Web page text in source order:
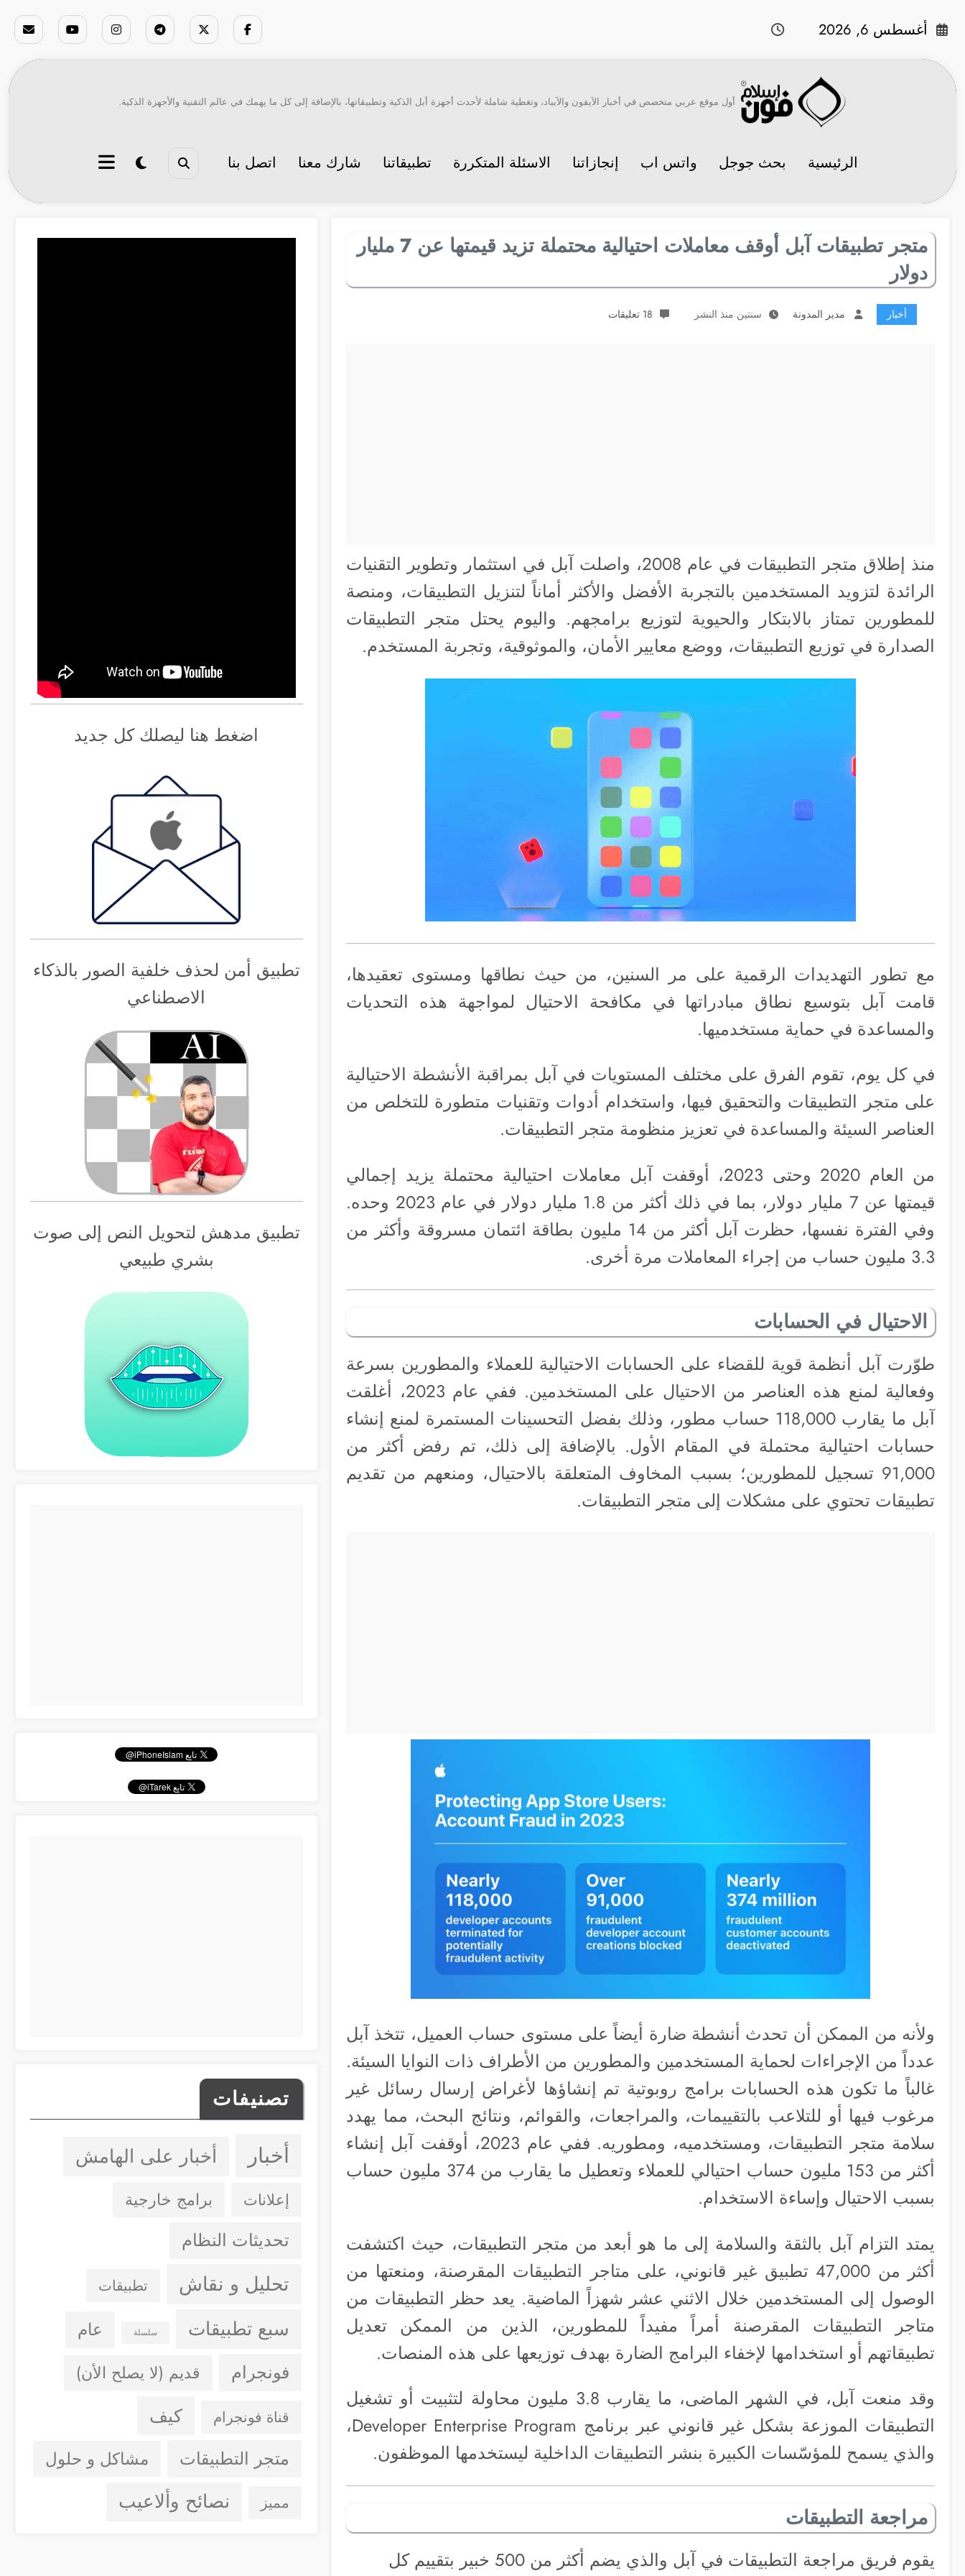
أغسطس 6, 2026
أول موقع عربي متخصص في أخبار الآيفون والآيباد، وتغطية شاملة لأحدث أجهزة أبل الذكية وتطبيقاتها، بالإضافة إلى كل ما يهمك في عالم التقنية والأجهزة الذكية.
الرئيسية بحث جوجل واتس اب إنجازاتنا الاسئلة المتكررة تطبيقاتنا شارك معنا اتصل بنا
متجر تطبيقات آبل أوقف معاملات احتيالية محتملة تزيد قيمتها عن 7 مليار
دولار
أخبار مدير المدونة سنتين منذ النشر 18 تعليقات
منذ إطلاق متجر التطبيقات في عام 2008، واصلت آبل في استثمار وتطوير التقنيات
الرائدة لتزويد المستخدمين بالتجربة الأفضل والأكثر أماناً لتنزيل التطبيقات، ومنصة
للمطورين تمتاز بالابتكار والحيوية لتوزيع برامجهم. واليوم يحتل متجر التطبيقات
الصدارة في توزيع التطبيقات، ووضع معايير الأمان، والموثوقية، وتجربة المستخدم.
مع تطور التهديدات الرقمية على مر السنين، من حيث نطاقها ومستوى تعقيدها،
قامت آبل بتوسيع نطاق مبادراتها في مكافحة الاحتيال لمواجهة هذه التحديات
والمساعدة في حماية مستخدميها.
في كل يوم، تقوم الفرق على مختلف المستويات في آبل بمراقبة الأنشطة الاحتيالية
على متجر التطبيقات والتحقيق فيها، واستخدام أدوات وتقنيات متطورة للتخلص من
العناصر السيئة والمساعدة في تعزيز منظومة متجر التطبيقات.
من العام 2020 وحتى 2023، أوقفت آبل معاملات احتيالية محتملة يزيد إجمالي
قيمتها عن 7 مليار دولار، بما في ذلك أكثر من 1.8 مليار دولار في عام 2023 وحده.
وفي الفترة نفسها، حظرت آبل أكثر من 14 مليون بطاقة ائتمان مسروقة وأكثر من
3.3 مليون حساب من إجراء المعاملات مرة أخرى.
الاحتيال في الحسابات
طوّرت آبل أنظمة قوية للقضاء على الحسابات الاحتيالية للعملاء والمطورين بسرعة
وفعالية لمنع هذه العناصر من الاحتيال على المستخدمين. ففي عام 2023، أغلقت
آبل ما يقارب 118,000 حساب مطور، وذلك بفضل التحسينات المستمرة لمنع إنشاء
حسابات احتيالية محتملة في المقام الأول. بالإضافة إلى ذلك، تم رفض أكثر من
91,000 تسجيل للمطورين؛ بسبب المخاوف المتعلقة بالاحتيال، ومنعهم من تقديم
تطبيقات تحتوي على مشكلات إلى متجر التطبيقات.
ولأنه من الممكن أن تحدث أنشطة ضارة أيضاً على مستوى حساب العميل، تتخذ آبل
عدداً من الإجراءات لحماية المستخدمين والمطورين من الأطراف ذات النوايا السيئة.
غالباً ما تكون هذه الحسابات برامج روبوتية تم إنشاؤها لأغراض إرسال رسائل غير
مرغوب فيها أو للتلاعب بالتقييمات، والمراجعات، والقوائم، ونتائج البحث، مما يهدد
سلامة متجر التطبيقات، ومستخدميه، ومطوريه. ففي عام 2023، أوقفت آبل إنشاء
أكثر من 153 مليون حساب احتيالي للعملاء وتعطيل ما يقارب من 374 مليون حساب
بسبب الاحتيال وإساءة الاستخدام.
يمتد التزام آبل بالثقة والسلامة إلى ما هو أبعد من متجر التطبيقات، حيث اكتشفت
أكثر من 47,000 تطبيق غير قانوني، على متاجر التطبيقات المقرصنة، ومنعتها من
الوصول إلى المستخدمين خلال الاثني عشر شهزاً الماضية. يعد حظر التطبيقات من
متاجر التطبيقات المقرصنة أمراً مفيداً للمطورين، الذين من الممكن تعديل
تطبيقاتهم أو استخدامها لإخفاء البرامج الضارة بهدف توزيعها على هذه المنصات.
وقد منعت آبل، في الشهر الماضى، ما يقارب 3.8 مليون محاولة لتثبيت أو تشغيل
التطبيقات الموزعة بشكل غير قانوني عبر برنامج Developer Enterprise Program،
والذي يسمح للمؤسّسات الكبيرة بنشر التطبيقات الداخلية ليستخدمها الموظفون.
مراجعة التطبيقات
يقوم فريق مراجعة التطبيقات في آبل والذي يضم أكثر من 500 خبير بتقييم كل
اضغط هنا ليصلك كل جديد
تطبيق أمن لحذف خلفية الصور بالذكاء
الاصطناعي
تطبيق مدهش لتحويل النص إلى صوت
بشري طبيعي
تصنيفات
أخبار أخبار على الهامش
إعلانات برامج خارجية
تحديثات النظام
تحليل و نقاش تطبيقات
سبع تطبيقات سلسلة عام
فونجرام قديم (لا يصلح الأن)
قناة فونجرام كيف
متجر التطبيقات مشاكل و حلول
مميز نصائح وألاعيب